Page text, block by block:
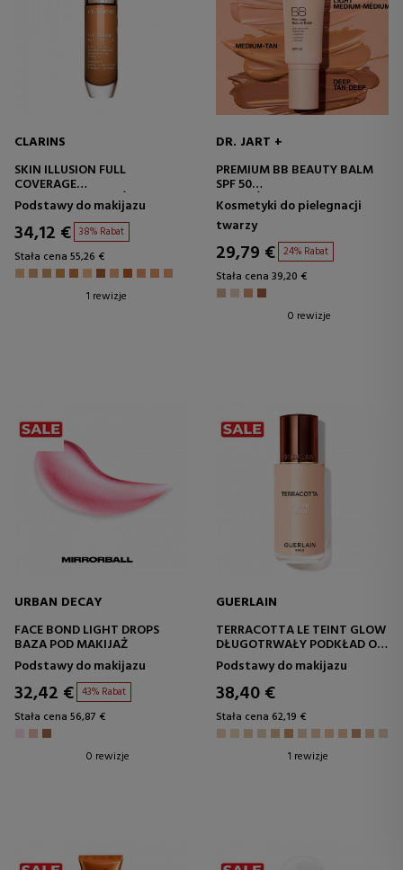
CLARINS
SKIN ILLUSION FULL
COVERAGE
BAZA POD MAKIJAŻ
Podstawy do makijazu
34,12 € 38% Rabat
Stała cena 55,26 €
1 rewizje
DR. JART +
PREMIUM BB BEAUTY BALM
SPF 50
NAWILŻAJĄCA BAZA POD
MAKIJAŻ – Z OCHRONĄ
PRZECIWSŁONECZNĄ
Kosmetyki do pielegnacji
twarzy
29,79 € 24% Rabat
Stała cena 39,20 €
0 rewizje
URBAN DECAY
FACE BOND LIGHT DROPS
BAZA POD MAKIJAŻ
Podstawy do makijazu
32,42 € 43% Rabat
Stała cena 56,87 €
0 rewizje
GUERLAIN
TERRACOTTA LE TEINT GLOW
DŁUGOTRWAŁY PODKŁAD O
NATURALNYM
ROZŚWIETLENIU
Podstawy do makijazu
38,40 €
Stała cena 62,19 €
1 rewizje